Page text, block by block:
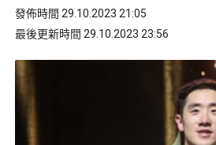
發佈時間 29.10.2023 21:05
最後更新時間 29.10.2023 23:56